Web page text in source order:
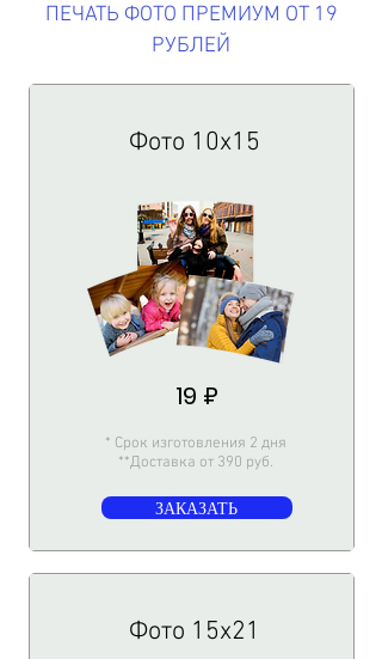
ПЕЧАТЬ ФОТО ПРЕМИУМ ОТ 19
РУБЛЕЙ
Фото 10х15
19 ₽
* Срок изготовления 2 дня
**Доставка от 390 руб.
ЗАКАЗАТЬ
Фото 15х21